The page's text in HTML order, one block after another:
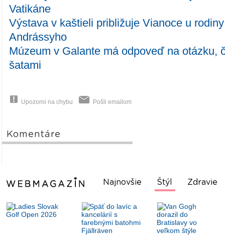
Vatikáne
Výstava v kaštieli približuje Vianoce u
Andrássyho
Múzeum v Galante má odpoveď na otázku,
šatami
Upozorni na chybu Pošli emailom
Komentáre
Najnovšie Štýl Zdravie